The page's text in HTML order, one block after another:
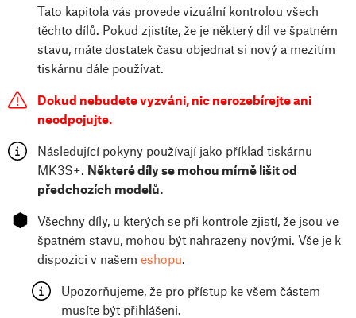
Tato kapitola vás provede vizuální kontrolou všech
těchto dílů. Pokud zjistíte, že je některý díl ve špatném
stavu, máte dostatek času objednat si nový a mezitím
tiskárnu dále používat.
Dokud nebudete vyzváni, nic nerozebírejte ani
neodpojujte.
Následující pokyny používají jako příklad tiskárnu
MK3S+. Některé díly se mohou mírně lišit od
předchozích modelů.
⬢
Všechny díly, u kterých se při kontrole zjistí, že jsou ve
špatném stavu, mohou být nahrazeny novými. Vše je k
dispozici v našem eshopu.
Upozorňujeme, že pro přístup ke všem částem
musíte být přihlášeni.